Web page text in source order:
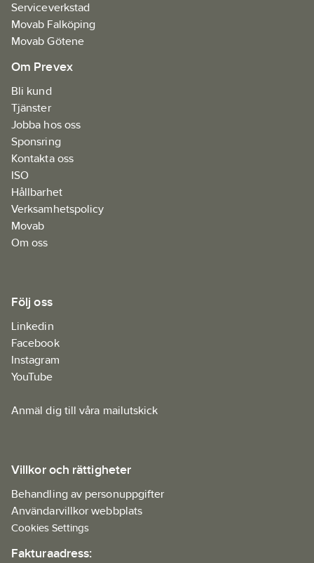
Serviceverkstad
Movab Falköping
Movab Götene
Om Prevex
Bli kund
Tjänster
Jobba hos oss
Sponsring
Kontakta oss
ISO
Hållbarhet
Verksamhetspolicy
Movab
Om oss
Följ oss
Linkedin
Facebook
Instagram
YouTube
Anmäl dig till våra mailutskick
Villkor och rättigheter
Behandling av personuppgifter
Användarvillkor webbplats
Cookies Settings
Fakturaadress: